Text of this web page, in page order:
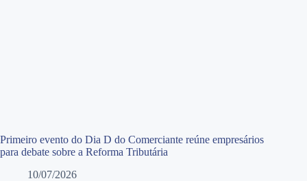
Primeiro evento do Dia D do Comerciante reúne empresários
para debate sobre a Reforma Tributária
10/07/2026